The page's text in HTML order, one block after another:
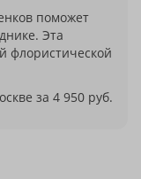
поможет
Эта
флористической
за 4 950 руб.